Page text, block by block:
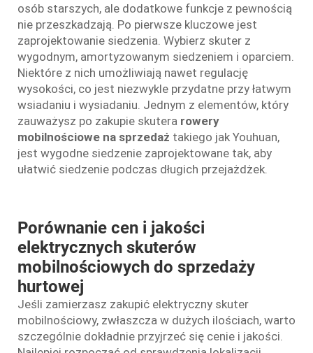
osób starszych, ale dodatkowe funkcje z pewnością
nie przeszkadzają. Po pierwsze kluczowe jest
zaprojektowanie siedzenia. Wybierz skuter z
wygodnym, amortyzowanym siedzeniem i oparciem.
Niektóre z nich umożliwiają nawet regulację
wysokości, co jest niezwykle przydatne przy łatwym
wsiadaniu i wysiadaniu. Jednym z elementów, który
zauważysz po zakupie skutera rowery
mobilnościowe na sprzedaż takiego jak Youhuan,
jest wygodne siedzenie zaprojektowane tak, aby
ułatwić siedzenie podczas długich przejażdżek.
Porównanie cen i jakości
elektrycznych skuterów
mobilnościowych do sprzedaży
hurtowej
Jeśli zamierzasz zakupić elektryczny skuter
mobilnościowy, zwłaszcza w dużych ilościach, warto
szczególnie dokładnie przyjrzeć się cenie i jakości.